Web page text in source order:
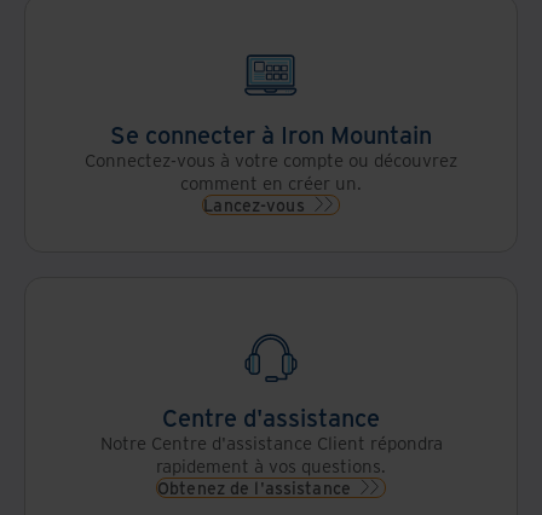
Se connecter à Iron Mountain
Connectez-vous à votre compte ou découvrez
comment en créer un.
Lancez-vous
Centre d'assistance
Notre Centre d'assistance Client répondra
rapidement à vos questions.
Obtenez de l'assistance